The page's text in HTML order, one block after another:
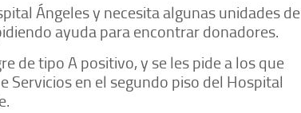
Ángeles y necesita algunas unidades de
ayuda para encontrar donadores.
de tipo A positivo, y se les pide a los que
en el segundo piso del Hospital